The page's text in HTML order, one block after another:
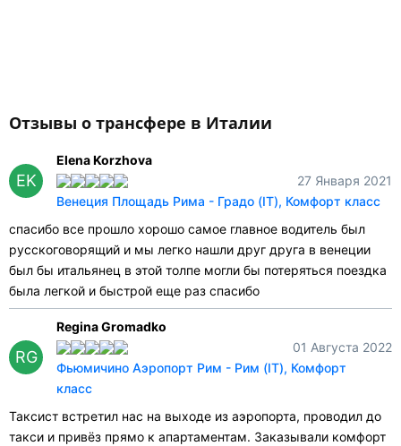
Отзывы о трансфере в Италии
EK
Elena Korzhova
27 Января 2021
Венеция Площадь Рима - Градо (IT), Комфорт класс
спасибо все прошло хорошо самое главное водитель был
русскоговорящий и мы легко нашли друг друга в венеции
был бы итальянец в этой толпе могли бы потеряться поездка
была легкой и быстрой еще раз спасибо
RG
Regina Gromadko
01 Августа 2022
Фьюмичино Аэропорт Рим - Рим (IT), Комфорт
класс
Таксист встретил нас на выходе из аэропорта, проводил до
такси и привёз прямо к апартаментам. Заказывали комфорт